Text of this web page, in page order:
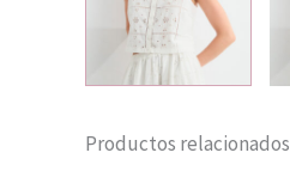
Productos relacionados